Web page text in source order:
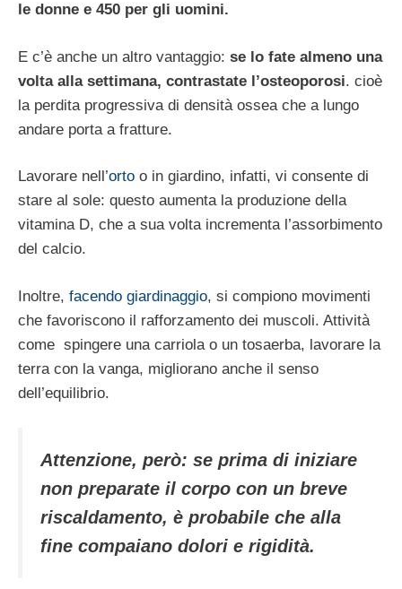
le donne e 450 per gli uomini.
E c’è anche un altro vantaggio: se lo fate almeno una
volta alla settimana, contrastate l’osteoporosi. cioè
la perdita progressiva di densità ossea che a lungo
andare porta a fratture.
Lavorare nell’orto o in giardino, infatti, vi consente di
stare al sole: questo aumenta la produzione della
vitamina D, che a sua volta incrementa l’assorbimento
del calcio.
Inoltre, facendo giardinaggio, si compiono movimenti
che favoriscono il rafforzamento dei muscoli. Attività
come spingere una carriola o un tosaerba, lavorare la
terra con la vanga, migliorano anche il senso
dell’equilibrio.
Attenzione, però: se prima di iniziare
non preparate il corpo con un breve
riscaldamento, è probabile che alla
fine compaiano dolori e rigidità.